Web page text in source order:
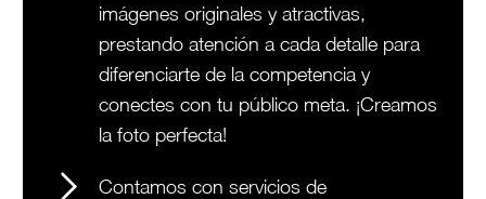
imágenes originales y atractivas,
prestando atención a cada detalle para
diferenciarte de la competencia y
conectes con tu público meta. ¡Creamos
la foto perfecta!
Contamos con servicios de